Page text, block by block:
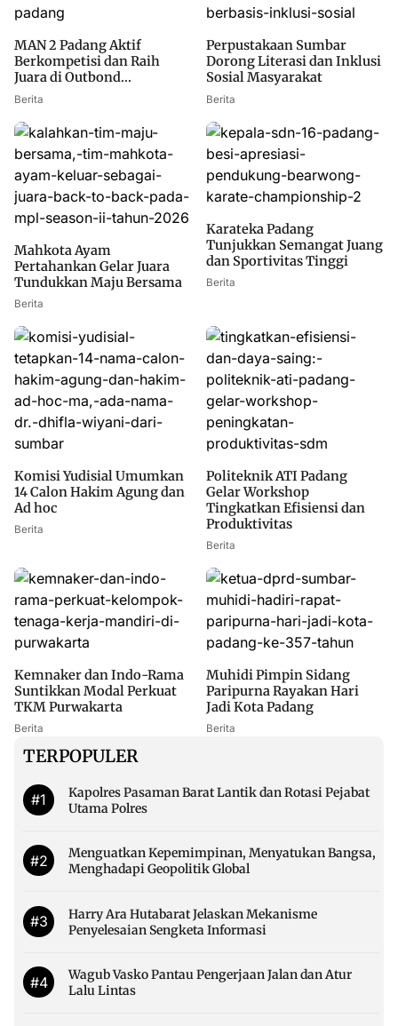
MAN 2 Padang Aktif
Berkompetisi dan Raih
Juara di Outbond...
Berita
Perpustakaan Sumbar
Dorong Literasi dan Inklusi
Sosial Masyarakat
Berita
Mahkota Ayam
Pertahankan Gelar Juara
Tundukkan Maju Bersama
Berita
Karateka Padang
Tunjukkan Semangat Juang
dan Sportivitas Tinggi
Berita
Komisi Yudisial Umumkan
14 Calon Hakim Agung dan
Ad hoc
Berita
Politeknik ATI Padang
Gelar Workshop
Tingkatkan Efisiensi dan
Produktivitas
Berita
Kemnaker dan Indo-Rama
Suntikkan Modal Perkuat
TKM Purwakarta
Berita
Muhidi Pimpin Sidang
Paripurna Rayakan Hari
Jadi Kota Padang
Berita
TERPOPULER
#1
Kapolres Pasaman Barat Lantik dan Rotasi Pejabat
Utama Polres
#2
Menguatkan Kepemimpinan, Menyatukan Bangsa,
Menghadapi Geopolitik Global
#3
Harry Ara Hutabarat Jelaskan Mekanisme
Penyelesaian Sengketa Informasi
#4
Wagub Vasko Pantau Pengerjaan Jalan dan Atur
Lalu Lintas